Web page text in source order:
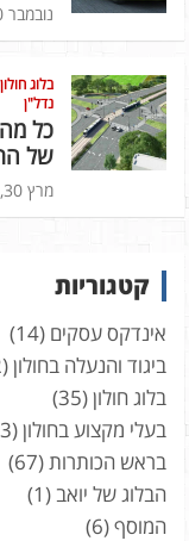
נובמבר 30, 2014
בלוג חולון
נדל"ן
כל
של
מרץ 30, 2016
קטגוריות
אינדקס עסקים (14)
ביגוד והנעלה בחולון(2)
בלוג חולון(35)
בעלי מקצוע בחולון(3)
בראש הכותרות (67)
הבלוג של יואב (1)
המוסף(6)